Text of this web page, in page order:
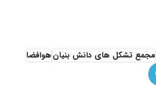
مجمع تشکل های دانش بنیانهوافضا